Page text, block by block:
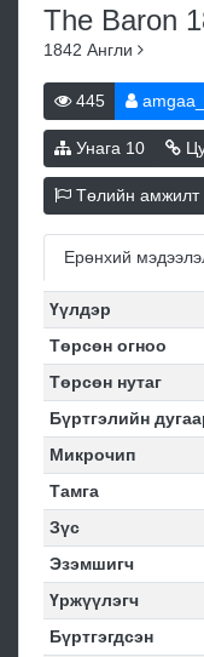
The Baron
1842 Англи
445
Унага 10
Төлийн амжилт
Ерөнхий
Үүлдэр
Төрсөн огноо
Төрсөн нутаг
Бүртгэлийн
Микрочип
Тамга
Зүс
Эзэмшигч
Үржүүлэгч
Бүртгэгдсэн